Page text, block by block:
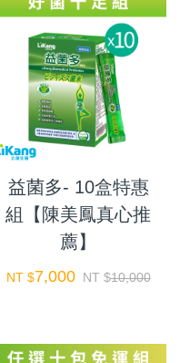
益菌多- 10盒特惠
組【陳美鳳真心推
薦】
NT $7,000 NT $10,000